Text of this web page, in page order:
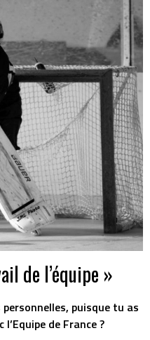
de l’équipe »
puisque tu as
de France ?